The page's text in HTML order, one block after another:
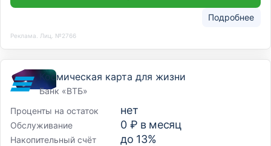
Подробнее
Реклама. Лиц. №2766
Космическая карта для жизни
Банк «ВТБ»
Проценты на остаток
нет
Обслуживание 0 ₽ в месяц
Накопительный счёт до 13%